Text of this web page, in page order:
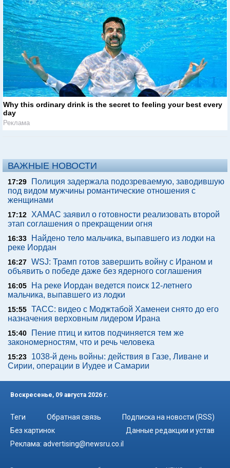
Why this ordinary drink is the secret to feeling your best every
day
Реклама
ВАЖНЫЕ НОВОСТИ
17:29
Полиция задержала подозреваемую, заводившую
под видом мужчины романтические отношения с
женщинами
17:12 ХАМАС заявил о готовности реализовать второй
этап соглашения о прекращении огня
16:33
Найдено тело мальчика, выпавшего из лодки на
реке Иордан
16:27 WSJ: Трамп готов завершить войну с Ираном и
объявить о победе даже без ядерного соглашения
16:05
На реке Иордан ведется поиск 12-летнего
мальчика, выпавшего из лодки
15:55 ТАСС: видео с Моджтабой Хаменеи снято до его
назначения верховным лидером Ирана
15:40
Пение птиц и китов подчиняется тем же
закономерностям, что и речь человека
15:23
1038-й день войны: действия в Газе, Ливане и
Сирии, операции в Иудее и Самарии
Воскресенье, 09 августа 2026 г.
Теги Обратная связь
Подписка на новости (RSS)
Без картинок
Данные редакции и устав
Реклама: advertising@newsru.co.il